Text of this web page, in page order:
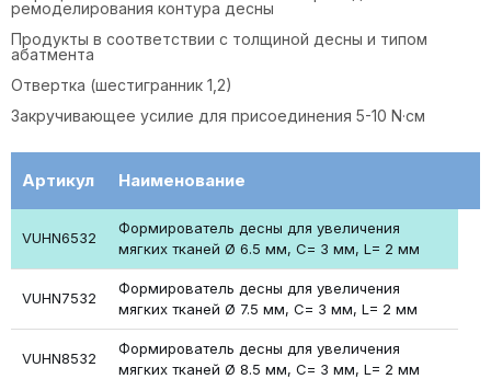
ремоделирования контура десны
Продукты в соответствии с толщиной десны и типом
абатмента
Отвертка (шестигранник 1,2)
Закручивающее усилие для присоединения 5-10 N·cм
Артикул Наименование
VUHN6532
Формирователь десны для увеличения
мягких тканей Ø 6.5 мм, С= 3 мм, L= 2 мм
VUHN7532
Формирователь десны для увеличения
мягких тканей Ø 7.5 мм, С= 3 мм, L= 2 мм
VUHN8532
Формирователь десны для увеличения
мягких тканей Ø 8.5 мм, С= 3 мм, L= 2 мм